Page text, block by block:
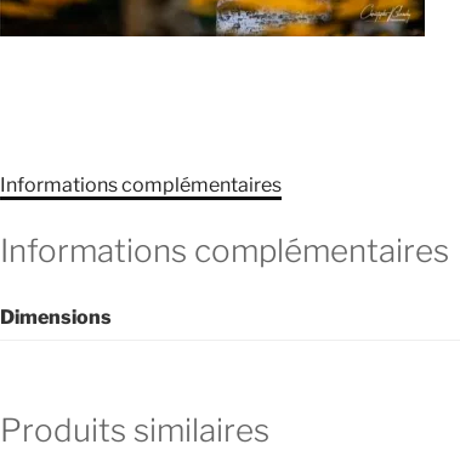
Informations complémentaires
Informations complémentaires
Dimensions
Produits similaires